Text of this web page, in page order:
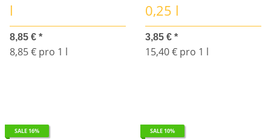
l
8,85 € *
8,85 € pro 1 l
0,25 l
3,85 € *
15,40 € pro 1 l
SALE 16% SALE 10%